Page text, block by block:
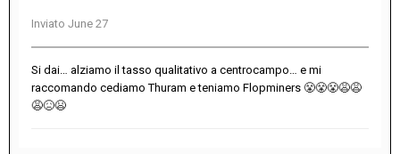
Inviato June 27
Si dai… alziamo il tasso qualitativo a centrocampo… e mi
raccomando cediamo Thuram e teniamo Flopminers 😤😤😤😩😩
😩😖😫